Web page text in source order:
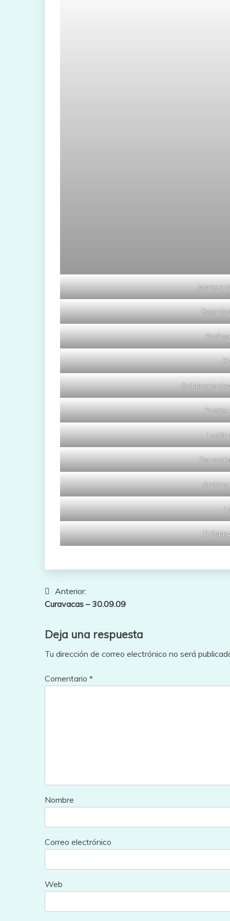
Monte a
Bajando
Puente
Lución
Por
Andrino
El
Navegación
de
entradas
Anterior:
Curavacas – 30.09.09
Deja una respuesta
Tu dirección de correo electrónico no será
Comentario *
Nombre
Correo electrónico
Web